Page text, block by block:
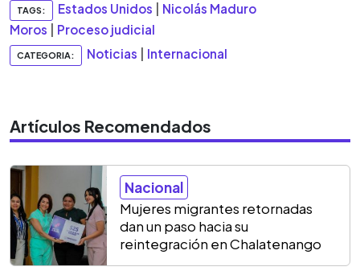
TAGS: Estados Unidos
Nicolás Maduro
Moros
Proceso judicial
CATEGORIA: Noticias Internacional
Artículos Recomendados
Nacional
Mujeres migrantes retornadas
dan un paso hacia su
reintegración en Chalatenango